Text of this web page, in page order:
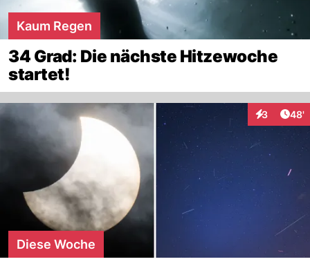
Kaum Regen
34 Grad: Die nächste Hitzewoche
startet!
3 48'
Diese Woche